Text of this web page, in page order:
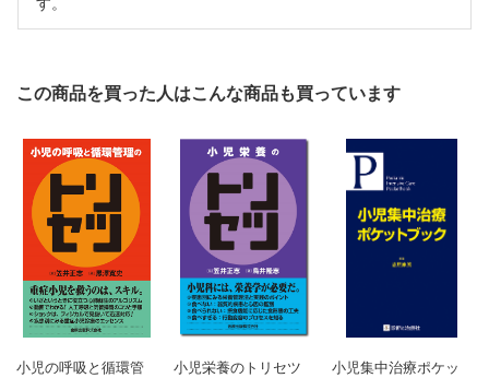
≫ 【Topic】Preferential Streaming
CHAP.16 急性心筋炎・心筋症
≫ 【Topic】体外循環式心肺蘇生法（ECPR）
CHAP.17 心臓移植周術期管理
≫ CHAP.17【Topic】補助人工心臓（VAD/EXCOR）
PART Ⅲ 各施設のpractice
CHAP.01 水分管理・利尿薬
CHAP.02 循環作動薬
CHAP.03 開胸管理（OCM）と二期的胸骨閉鎖（DSC）
CHAP.04 周術期抗菌薬、ドレーン、中心静脈カテーテル管理
CHAP.06 カルシウムとマグネシウム
す。
この商品を買った人はこんな商品も買っています
小児の呼吸と循環管
小児栄養のトリセツ
小児集中治療ポケッ